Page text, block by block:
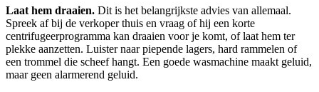
Laat hem draaien. Dit is het belangrijkste advies van allemaal.
Spreek af bij de verkoper thuis en vraag of hij een korte
centrifugeerprogramma kan draaien voor je komt, of laat hem ter
plekke aanzetten. Luister naar piepende lagers, hard rammelen of
een trommel die scheef hangt. Een goede wasmachine maakt geluid,
maar geen alarmerend geluid.